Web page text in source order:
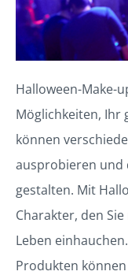
Halloween-Make-
Möglichkeiten, Ihr
können
ausprobieren und
gestalten. Mit
Charakter, den
Leben
Produkten